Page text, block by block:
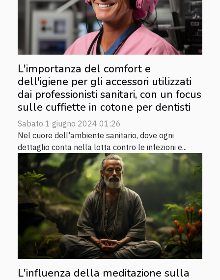
L'importanza del comfort e
dell'igiene per gli accessori utilizzati
dai professionisti sanitari, con un focus
sulle cuffiette in cotone per dentisti
Sabato 1 giugno 2024 01:26
Nel cuore dell'ambiente sanitario, dove ogni
dettaglio conta nella lotta contro le infezioni e...
L'influenza della meditazione sulla